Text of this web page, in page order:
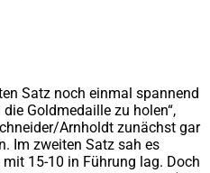
Satz noch einmal spannend
Goldmedaille zu holen“,
Arnholdt zunächst gar
Im zweiten Satz sah es
15-10 in Führung lag. Doch